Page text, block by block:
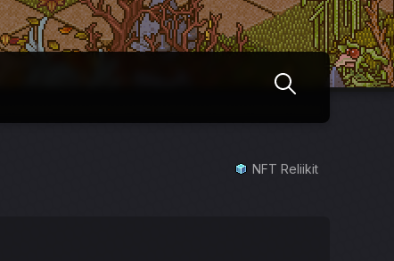
NFT Reliikit